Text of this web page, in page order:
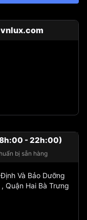
vnlux.com
- 22h:00)
bị sẵn hàng
Và Bảo Dưỡng
Quận Hai Bà Trưng